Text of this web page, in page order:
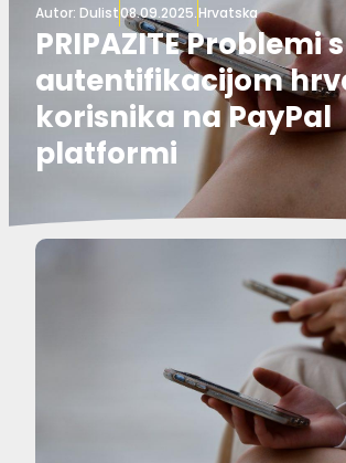
Autor: Dulist08.09.2025.Hrvatska
PRIPAZITE Problemi s
autentifikacijom
korisnika na PayPal
platformi